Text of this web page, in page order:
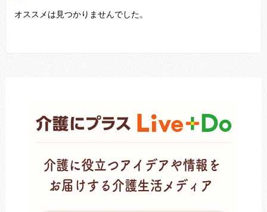
オススメは見つかりませんでした。